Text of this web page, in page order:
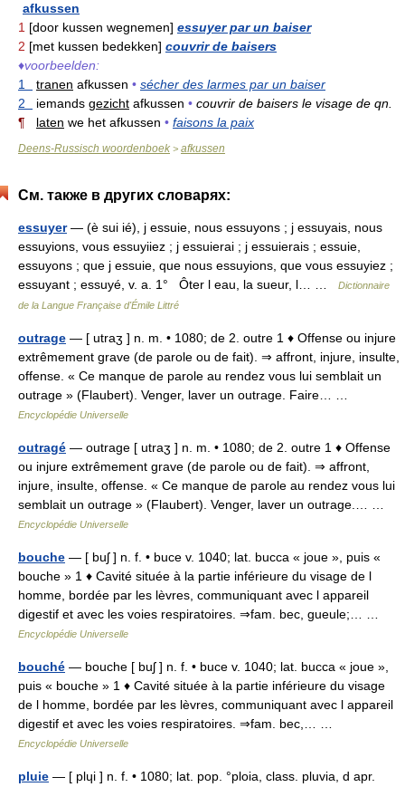
afkussen
1 [door kussen wegnemen] essuyer par un baiser
2 [met kussen bedekken] couvrir de baisers
♦voorbeelden:
1
tranen afkussen • sécher des larmes par un baiser
2
iemands gezicht afkussen • couvrir de baisers le visage de qn.
¶ laten we het afkussen • faisons la paix
Deens-Russisch woordenboek > afkussen
См. также в других словарях:
essuyer— (è sui ié), j essuie, nous essuyons ; j essuyais, nous
essuyions, vous essuyiiez ; j essuierai ; j essuierais ; essuie,
essuyons ; que j essuie, que nous essuyions, que vous essuyiez ;
essuyant ; essuyé, v. a. 1° Ôter l eau, la sueur, l… …
Dictionnaire
de la Langue Française d'Émile Littré
outrage — [ utraʒ ] n. m. • 1080; de 2. outre 1 ♦ Offense ou injure
extrêmement grave (de parole ou de fait). ⇒ affront, injure, insulte,
offense. « Ce manque de parole au rendez vous lui semblait un
outrage » (Flaubert). Venger, laver un outrage. Faire… …
Encyclopédie Universelle
outragé — outrage [ utraʒ ] n. m. • 1080; de 2. outre 1 ♦ Offense
ou injure extrêmement grave (de parole ou de fait). ⇒ affront,
injure, insulte, offense. « Ce manque de parole au rendez vous lui
semblait un outrage » (Flaubert). Venger, laver un outrage.… …
Encyclopédie Universelle
bouche — [ buʃ ] n. f. • buce v. 1040; lat. bucca « joue », puis «
bouche » 1 ♦ Cavité située à la partie inférieure du visage de l
homme, bordée par les lèvres, communiquant avec l appareil
digestif et avec les voies respiratoires. ⇒fam. bec, gueule;… …
Encyclopédie Universelle
bouché — bouche [ buʃ ] n. f. • buce v. 1040; lat. bucca « joue »,
puis « bouche » 1 ♦ Cavité située à la partie inférieure du visage
de l homme, bordée par les lèvres, communiquant avec l appareil
digestif et avec les voies respiratoires. ⇒fam. bec,… …
Encyclopédie Universelle
pluie — [ plɥi ] n. f. • 1080; lat. pop. °ploia, class. pluvia, d apr.